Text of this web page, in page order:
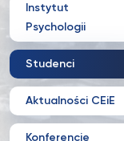
Instytut
Psychologii
Studenci
Aktualności CEiE
Konferencje